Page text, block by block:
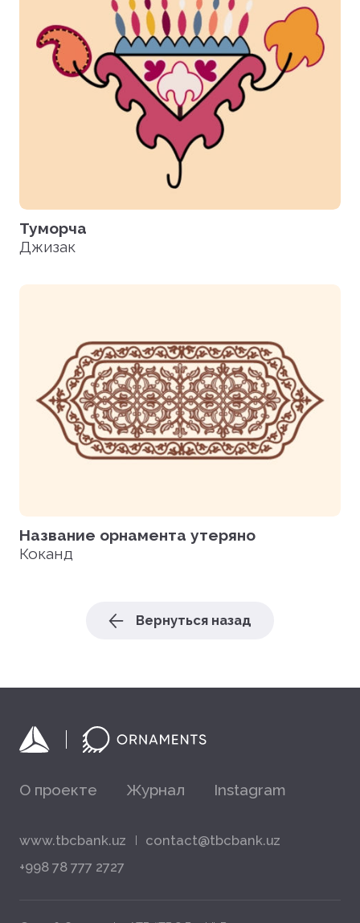
Туморча
Джизак
Название орнамента утеряно
Коканд
Вернуться назад
О проекте Журнал Instagram
www.tbcbank.uz
contact@tbcbank.uz
+998 78 777 2727